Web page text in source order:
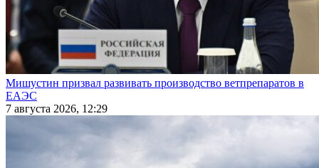
Мишустин призвал развивать производство ветпрепаратов в
ЕАЭС
7 августа 2026, 12:29